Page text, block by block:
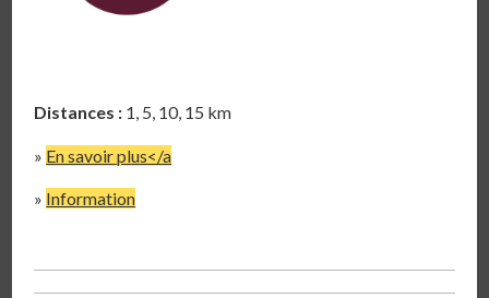
Distances : 1, 5, 10, 15 km
» En savoir plus</a
» Information